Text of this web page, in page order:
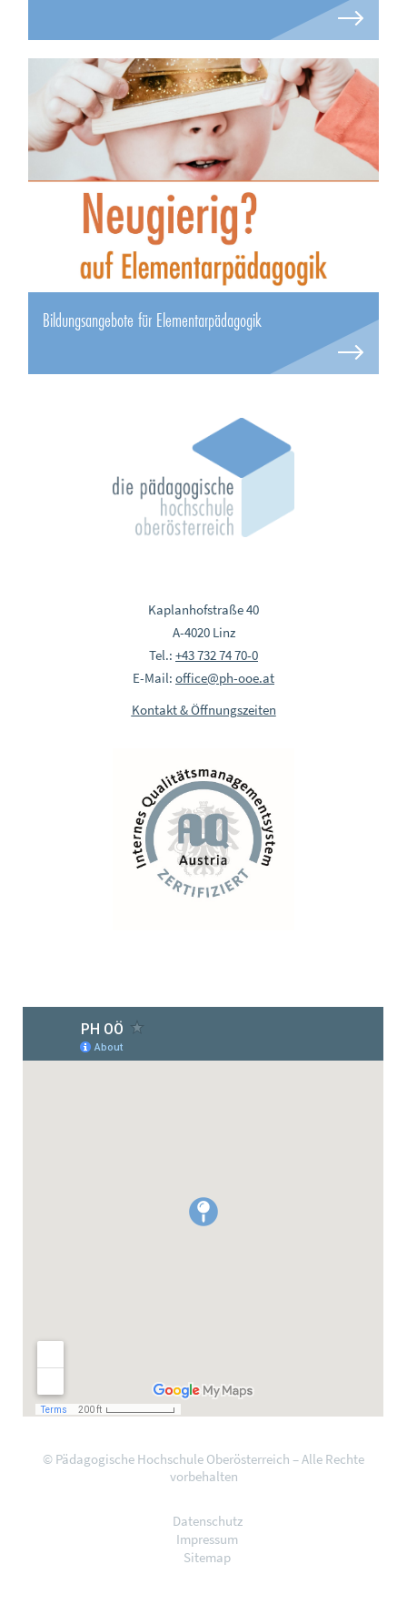
Bildungsangebote für Elementarpädagogik
Kaplanhofstraße 40
A-4020 Linz
Tel.: +43 732 74 70-0
E-Mail: office@ph-ooe.at
Kontakt & Öffnungszeiten
© Pädagogische Hochschule Oberösterreich – Alle Rechte
vorbehalten
Datenschutz
Impressum
Sitemap